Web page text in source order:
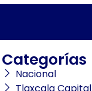
Categorías
Nacional
Tlaxcala Capital